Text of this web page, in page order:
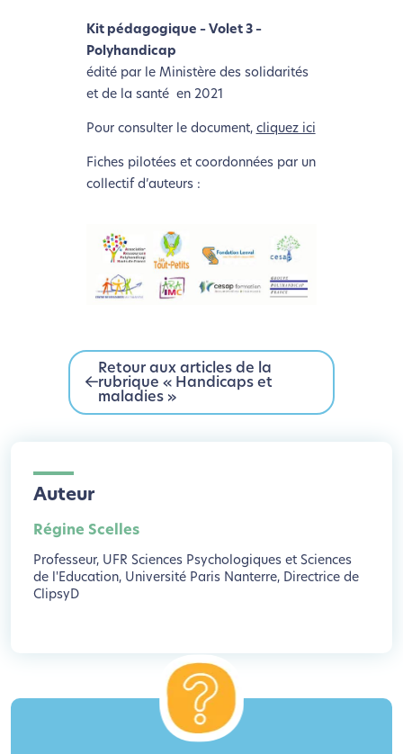
Kit pédagogique – Volet 3 –
Polyhandicap
édité par le Ministère des solidarités
et de la santé en 2021
Pour consulter le document, cliquez ici
Fiches pilotées et coordonnées par un
collectif d’auteurs :
Retour aux articles de la
rubrique « Handicaps et
maladies »
Auteur
Régine Scelles
Professeur, UFR Sciences Psychologiques et Sciences
de l'Education, Université Paris Nanterre, Directrice de
ClipsyD